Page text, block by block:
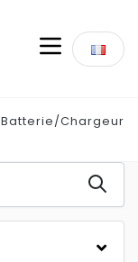
Batterie/Chargeur